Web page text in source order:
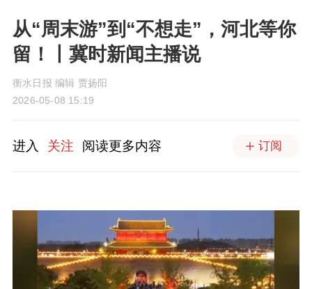
从“周末游”到“不想走”，河北等你
留！丨冀时新闻主播说
衡水日报 编辑 贾扬阳
2026-05-08 15:19
进入 关注 阅读更多内容 订阅